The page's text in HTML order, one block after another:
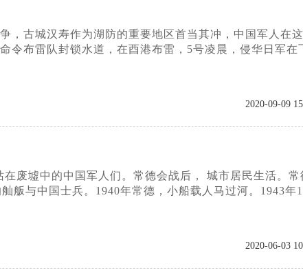
，古城汉寿作为湖防的重要地区首当其冲，中国军人在
令布雷队封锁水道，在酉港布雷，5号凌晨，侵华日军在
2020-09-09
废墟中的中国军人们。常德会战后， 城市居民生活。常
舨与中国士兵。1940年常德，小船载人马过河。1943年
2020-06-03